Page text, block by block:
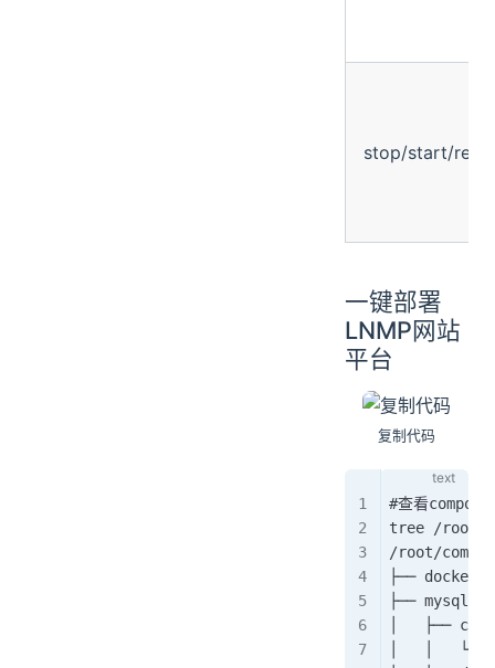
stop/start/
一键部署
LNMP网站
平台
复制代码
#查看
tree /root/
/root/
├──
├── mysql
│   ├── conf
│   │